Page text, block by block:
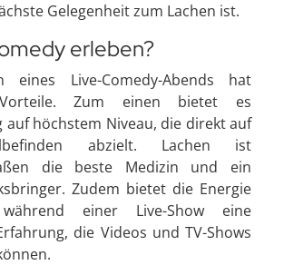
Gelegenheit zum Lachen ist.
erleben?
eines Live-Comedy-Abends hat
Zum einen bietet es
höchstem Niveau, die direkt auf
abzielt. Lachen ist
die beste Medizin und ein
Zudem bietet die Energie
einer Live-Show eine
die Videos und TV-Shows